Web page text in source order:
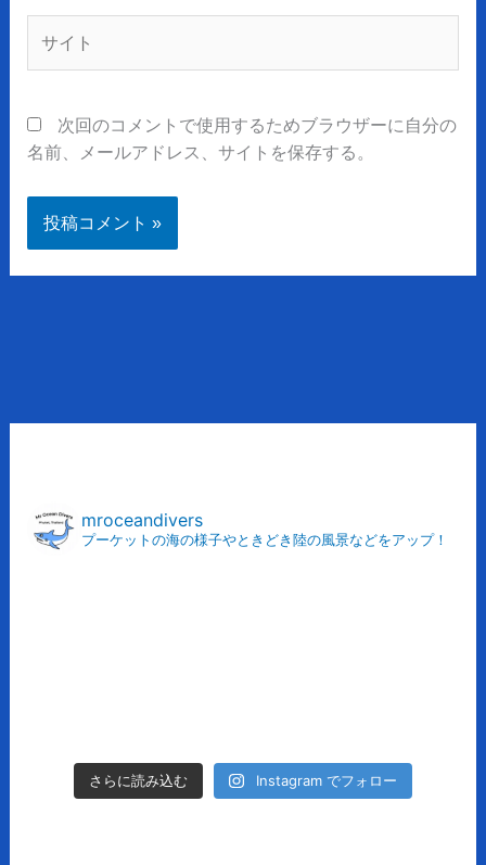
*
次回のコメントで使用するためブラウザーに自分の
名前、メールアドレス、サイトを保存する。
mroceandivers
プーケットの海の様子やときどき陸の風景などをアップ！
さらに読み込む Instagram でフォロー
カ
イ